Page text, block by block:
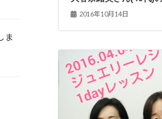
2016年10月14日
ま